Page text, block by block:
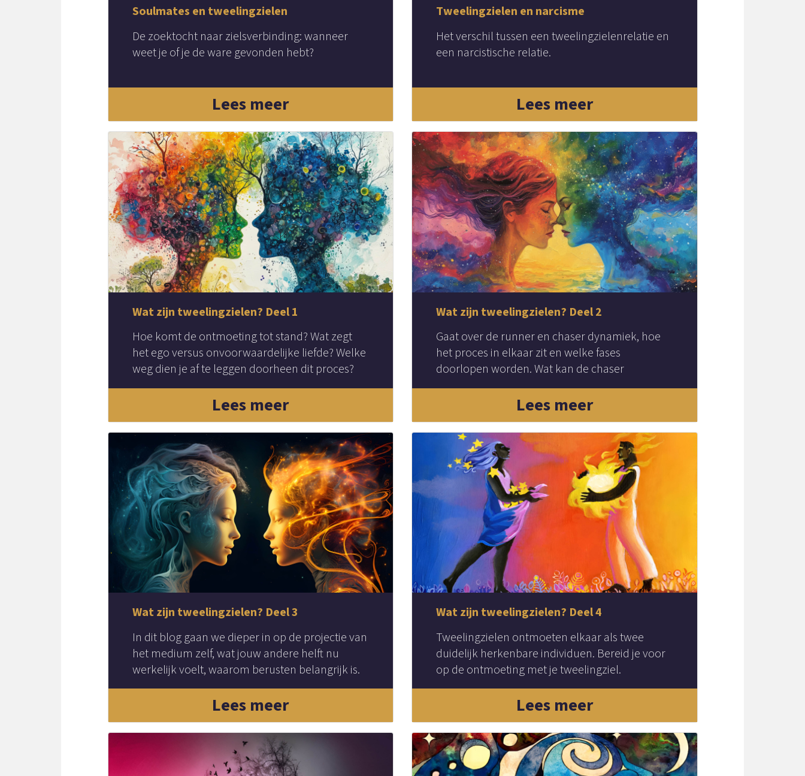
Soulmates en tweelingzielen
De zoektocht naar zielsverbinding: wanneer
weet je of je de ware gevonden hebt?
Lees meer
Tweelingzielen en narcisme
Het verschil tussen een tweelingzielenrelatie en
een narcistische relatie.
Lees meer
Wat zijn tweelingzielen? Deel 1
Hoe komt de ontmoeting tot stand? Wat zegt
het ego versus onvoorwaardelijke liefde? Welke
weg dien je af te leggen doorheen dit proces?
Lees meer
Wat zijn tweelingzielen? Deel 2
Gaat over de runner en chaser dynamiek, hoe
het proces in elkaar zit en welke fases
doorlopen worden. Wat kan de chaser
ondernemen?
Lees meer
Wat zijn tweelingzielen? Deel 3
In dit blog gaan we dieper in op de projectie van
het medium zelf, wat jouw andere helft nu
werkelijk voelt, waarom berusten belangrijk is.
Lees meer
Wat zijn tweelingzielen? Deel 4
Tweelingzielen ontmoeten elkaar als twee
duidelijk herkenbare individuen. Bereid je voor
op de ontmoeting met je tweelingziel.
Lees meer